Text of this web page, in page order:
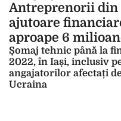
Antreprenorii
ajutoare
aproape 6
Șomaj tehnic până la
2022, în Iași, inclusiv
angajatorilor afectați
Ucraina